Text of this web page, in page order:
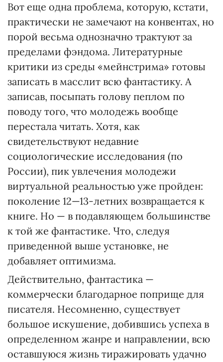
Вот еще одна проблема, которую, кстати,
практически не замечают на конвентах, но
порой весьма однозначно трактуют за
пределами фэндома. Литературные
критики из среды «мейнстрима» готовы
записать в масслит всю фантастику. А
записав, посыпать голову пеплом по
поводу того, что молодежь вообще
перестала читать. Хотя, как
свидетельствуют недавние
социологические исследования (по
России), пик увлечения молодежи
виртуальной реальностью уже пройден:
поколение 12—13-летних возвращается к
книге. Но — в подавляющем большинстве
к той же фантастике. Что, следуя
приведенной выше установке, не
добавляет оптимизма.
Действительно, фантастика —
коммерчески благодарное поприще для
писателя. Несомненно, существует
большое искушение, добившись успеха в
определенном жанре и направлении, всю
оставшуюся жизнь тиражировать удачно